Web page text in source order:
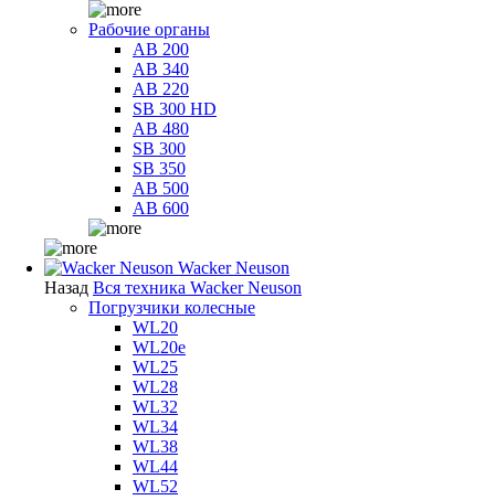
Рабочие органы
AB 200
AB 340
AB 220
SB 300 HD
AB 480
SB 300
SB 350
AB 500
AB 600
Wacker Neuson
Назад Вся техника Wacker Neuson
Погрузчики колесные
WL20
WL20e
WL25
WL28
WL32
WL34
WL38
WL44
WL52